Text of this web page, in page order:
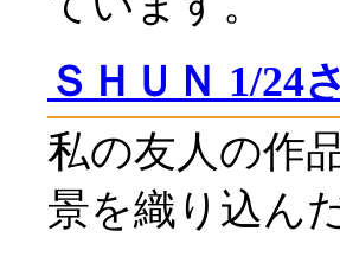
ＳＨＵＮ 1/24
私の友人の作
景を織り込ん